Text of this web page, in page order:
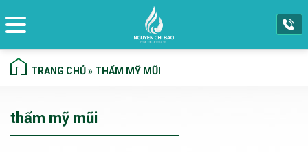
TRANG CHỦ» THẨM MỸ MŨI
thẩm mỹ mũi